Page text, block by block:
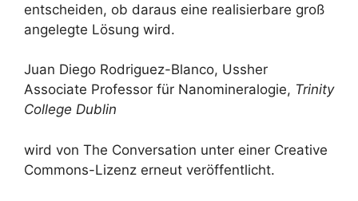
entscheiden, ob daraus eine realisierbare groß
angelegte Lösung wird.
Juan Diego Rodriguez-Blanco, Ussher
Associate Professor für Nanomineralogie, Trinity
College Dublin
wird von The Conversation unter einer Creative
Commons-Lizenz erneut veröffentlicht.